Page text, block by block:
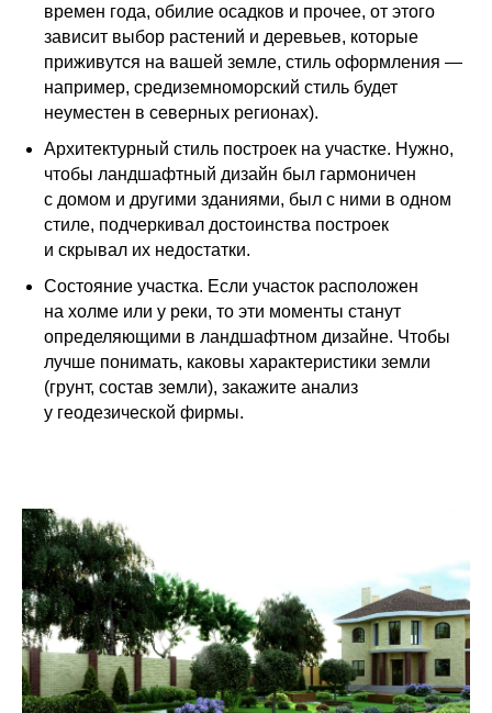
времен года, обилие осадков и прочее, от этого
зависит выбор растений и деревьев, которые
приживутся на вашей земле, стиль оформления —
например, средиземноморский стиль будет
неуместен в северных регионах).
Архитектурный стиль построек на участке. Нужно,
чтобы ландшафтный дизайн был гармоничен
с домом и другими зданиями, был с ними в одном
стиле, подчеркивал достоинства построек
и скрывал их недостатки.
Состояние участка. Если участок расположен
на холме или у реки, то эти моменты станут
определяющими в ландшафтном дизайне. Чтобы
лучше понимать, каковы характеристики земли
(грунт, состав земли), закажите анализ
у геодезической фирмы.